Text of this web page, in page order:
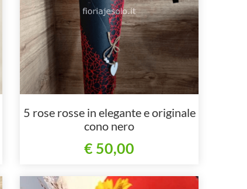
5 rose rosse in elegante e originale
cono nero
€ 50,00